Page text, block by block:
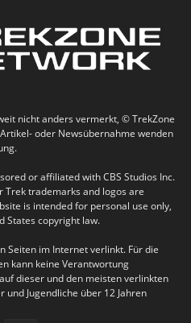
nicht anders vermerkt, © TrekZone
oder Newsübernahme wenden
or affiliated with CBS Studios Inc.
Trek trademarks and logos are
is intended for personal use only,
States copyright law.
Seiten im Internet verlinkt. Für die
kann keine Verantwortung
dieser und den meisten verlinkten
Jugendliche über 12 Jahren